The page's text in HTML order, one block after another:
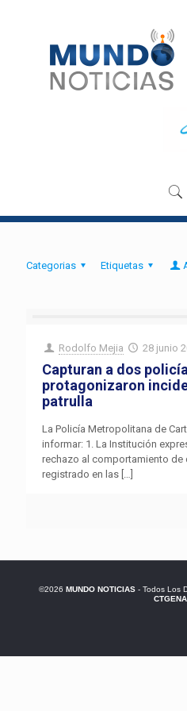
Categorias Etiquetas
Rodolfo Mejia 28 junio
Capturan a dos
protagonizaron
patrulla
La Policía Metropolitana de
informar: 1. La Institución
rechazo al comportamiento
registrado en las […]
©2026 MUNDO NOTICIAS- Todos Los